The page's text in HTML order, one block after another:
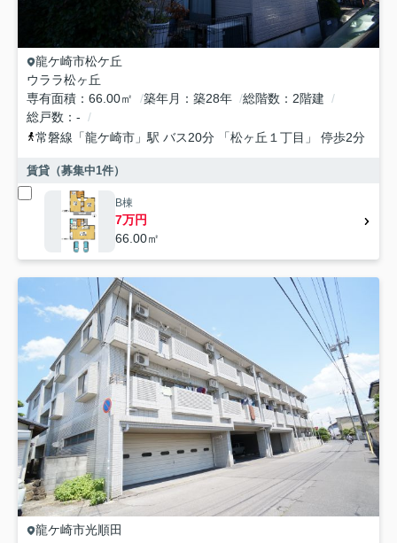
龍ケ崎市松ケ丘
ウララ松ヶ丘
専有面積
66.00㎡ 築年月 築28年 総階数
2階建
総戸数
-
常磐線 「龍ケ崎市 」駅 バス20分 「松ヶ丘１丁目」 停歩2分
賃貸（募集中1件）
B棟
7万円
66.00㎡
龍ケ崎市光順田